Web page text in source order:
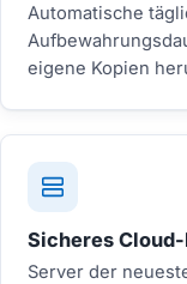
Automatische
eigene Kopien
Sicheres
Server der